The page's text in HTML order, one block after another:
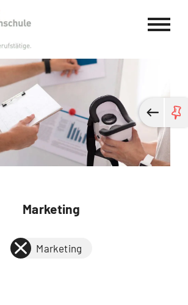
Kalaidos Fachhochschule Schweiz
Marketing
Marketing